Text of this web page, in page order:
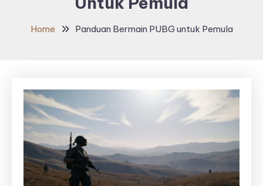
Home Panduan Bermain PUBG untuk Pemula